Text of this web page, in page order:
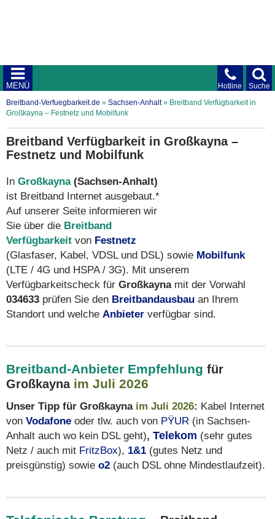
Suche
Hotline
MENÜ
Breitband-Verfuegbarkeit.de » Sachsen-Anhalt» Breitband Verfügbarkeit in
Großkayna – Festnetz und Mobilfunk
Breitband Verfügbarkeit in Großkayna –
Festnetz und Mobilfunk
In Großkayna (Sachsen-Anhalt)
ist Breitband Internet ausgebaut.*
Auf unserer Seite informieren wir
Sie über die Breitband
Verfügbarkeit von Festnetz
(Glasfaser, Kabel, VDSL und DSL) sowie Mobilfunk
(LTE / 4G und HSPA / 3G). Mit unserem
Verfügbarkeitscheck für Großkaynamit der Vorwahl
034633 prüfen Sie den Breitbandausbau an Ihrem
Standort und welche Anbieter verfügbar sind.
Breitband-Anbieter Empfehlung für
Großkayna im Juli 2026
Unser Tipp für Großkayna im Juli 2026: Kabel Internet
von Vodafone oder tlw. auch von PŸUR (in Sachsen-
Anhalt auch wo kein DSL geht), Telekom (sehr gutes
Netz / auch mit FritzBox), 1&1 (gutes Netz und
preisgünstig) sowie o2 (auch DSL ohne Mindestlaufzeit).